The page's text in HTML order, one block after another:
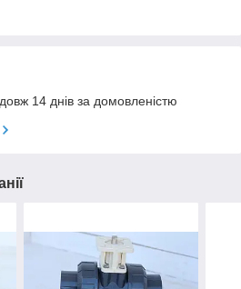
14 днів за домовленістю